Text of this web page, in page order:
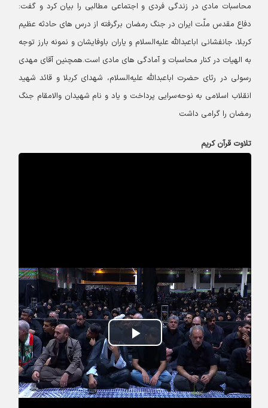
محاسبات مادی در زندگی فردی و اجتماعی مطالبی را بیان کرد و گفت:
دفاع مقدس ملّت ایران در جنگ رمضان برگرفته از درس های حادثه عظیم
کربلا، جانفشانی اباعبدالله علیه‌السلام و یاران باوفایشان و نمونه بارز توجه
به الهیات در کنار محاسبات و آمادگی های مادی است.همچنین آقای مهدی
رسولی در رثای حضرت اباعبدالله علیه‌السلام، شهدای کربلا و قائد شهید
انقلاب اسلامی به نوحه‌سرایی پرداخت و یاد و نام شهیدان والامقام جنگ
رمضان را گرامی داشت
‌تلاوت قرآن کریم‌
Play
Video